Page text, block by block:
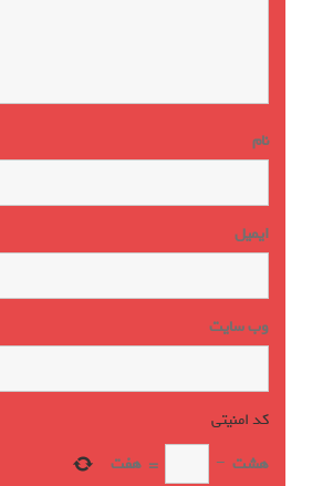
نام
ایمیل
وب‌ سایت
کد امنیتی*
هشت −
= هفت